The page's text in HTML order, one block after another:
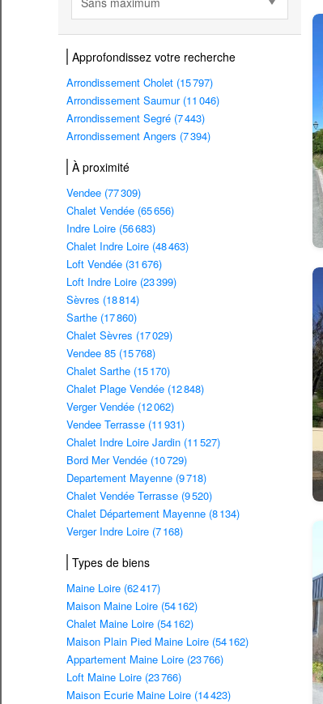
Approfondissez votre recherche
Arrondissement Cholet (15 797)
Arrondissement Saumur (11 046)
Arrondissement Segré (7 443)
Arrondissement Angers (7 394)
À proximité
Vendee (77 309)
Chalet Vendée (65 656)
Indre Loire (56 683)
Chalet Indre Loire (48 463)
Loft Vendée (31 676)
Loft Indre Loire (23 399)
Sèvres (18 814)
Sarthe (17 860)
Chalet Sèvres (17 029)
Vendee 85 (15 768)
Chalet Sarthe (15 170)
Chalet Plage Vendée (12 848)
Verger Vendée (12 062)
Vendee Terrasse (11 931)
Chalet Indre Loire Jardin (11 527)
Bord Mer Vendée (10 729)
Departement Mayenne (9 718)
Chalet Vendée Terrasse (9 520)
Chalet Département Mayenne (8 134)
Verger Indre Loire (7 168)
Types de biens
Maine Loire (62 417)
Maison Maine Loire (54 162)
Chalet Maine Loire (54 162)
Maison Plain Pied Maine Loire (54 162)
Appartement Maine Loire (23 766)
Loft Maine Loire (23 766)
Maison Ecurie Maine Loire (14 423)